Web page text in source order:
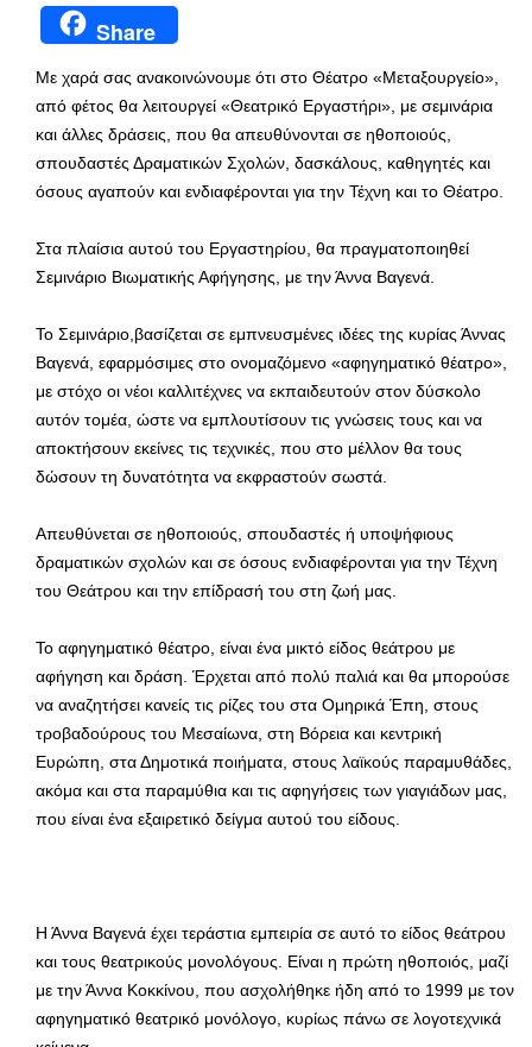
Share
Με χαρά σας ανακοινώνουμε ότι στο Θέατρο «Μεταξουργείο»,
από φέτος θα λειτουργεί «Θεατρικό Εργαστήρι», με σεμινάρια
και άλλες δράσεις, που θα απευθύνονται σε ηθοποιούς,
σπουδαστές Δραματικών Σχολών, δασκάλους, καθηγητές και
όσους αγαπούν και ενδιαφέρονται για την Τέχνη και το Θέατρο.
Στα πλαίσια αυτού του Εργαστηρίου, θα πραγματοποιηθεί
Σεμινάριο Βιωματικής Αφήγησης, με την Άννα Βαγενά.
Το Σεμινάριο,βασίζεται σε εμπνευσμένες ιδέες της κυρίας Άννας
Βαγενά, εφαρμόσιμες στο ονομαζόμενο «αφηγηματικό θέατρο»,
με στόχο οι νέοι καλλιτέχνες να εκπαιδευτούν στον δύσκολο
αυτόν τομέα, ώστε να εμπλουτίσουν τις γνώσεις τους και να
αποκτήσουν εκείνες τις τεχνικές, που στο μέλλον θα τους
δώσουν τη δυνατότητα να εκφραστούν σωστά.
Απευθύνεται σε ηθοποιούς, σπουδαστές ή υποψήφιους
δραματικών σχολών και σε όσους ενδιαφέρονται για την Τέχνη
του Θεάτρου και την επίδρασή του στη ζωή μας.
Το αφηγηματικό θέατρο, είναι ένα μικτό είδος θεάτρου με
αφήγηση και δράση. Έρχεται από πολύ παλιά και θα μπορούσε
να αναζητήσει κανείς τις ρίζες του στα Ομηρικά Έπη, στους
τροβαδούρους του Μεσαίωνα, στη Βόρεια και κεντρική
Ευρώπη, στα Δημοτικά ποιήματα, στους λαϊκούς παραμυθάδες,
ακόμα και στα παραμύθια και τις αφηγήσεις των γιαγιάδων μας,
που είναι ένα εξαιρετικό δείγμα αυτού του είδους.
Η Άννα Βαγενά έχει τεράστια εμπειρία σε αυτό το είδος θεάτρου
και τους θεατρικούς μονολόγους. Είναι η πρώτη ηθοποιός, μαζί
με την Άννα Κοκκίνου, που ασχολήθηκε ήδη από το 1999 με τον
αφηγηματικό θεατρικό μονόλογο, κυρίως πάνω σε λογοτεχνικά